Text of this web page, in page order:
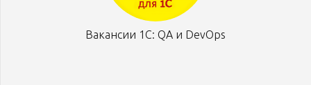
Вакансии 1С: QA и DevOps